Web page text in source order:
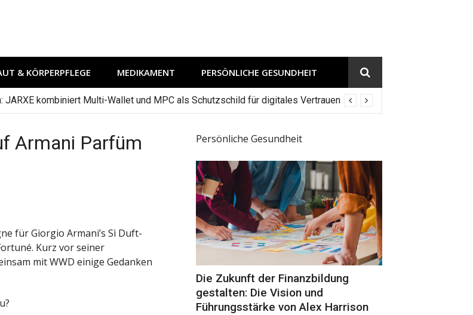
& KÖRPERPFLEGE MEDIKAMENT PERSÖNLICHE GESUNDHEIT
JARXE kombiniert Multi-Wallet und MPC als Schutzschild für digitales Vertrauen
Armani Parfüm
für Giorgio Armani’s Sì Duft-
Kurz vor seiner
mit WWD einige Gedanken
Persönliche Gesundheit
Die Zukunft der Finanzbildung
gestalten: Die Vision und
Führungsstärke von Alex Harrison